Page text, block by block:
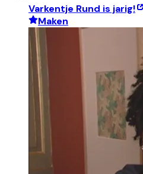
Varkentje Rund is jarig!
Maken